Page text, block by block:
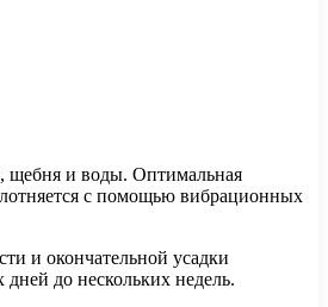
щебня и воды. Оптимальная
с помощью вибрационных
и окончательной усадки
до нескольких недель.